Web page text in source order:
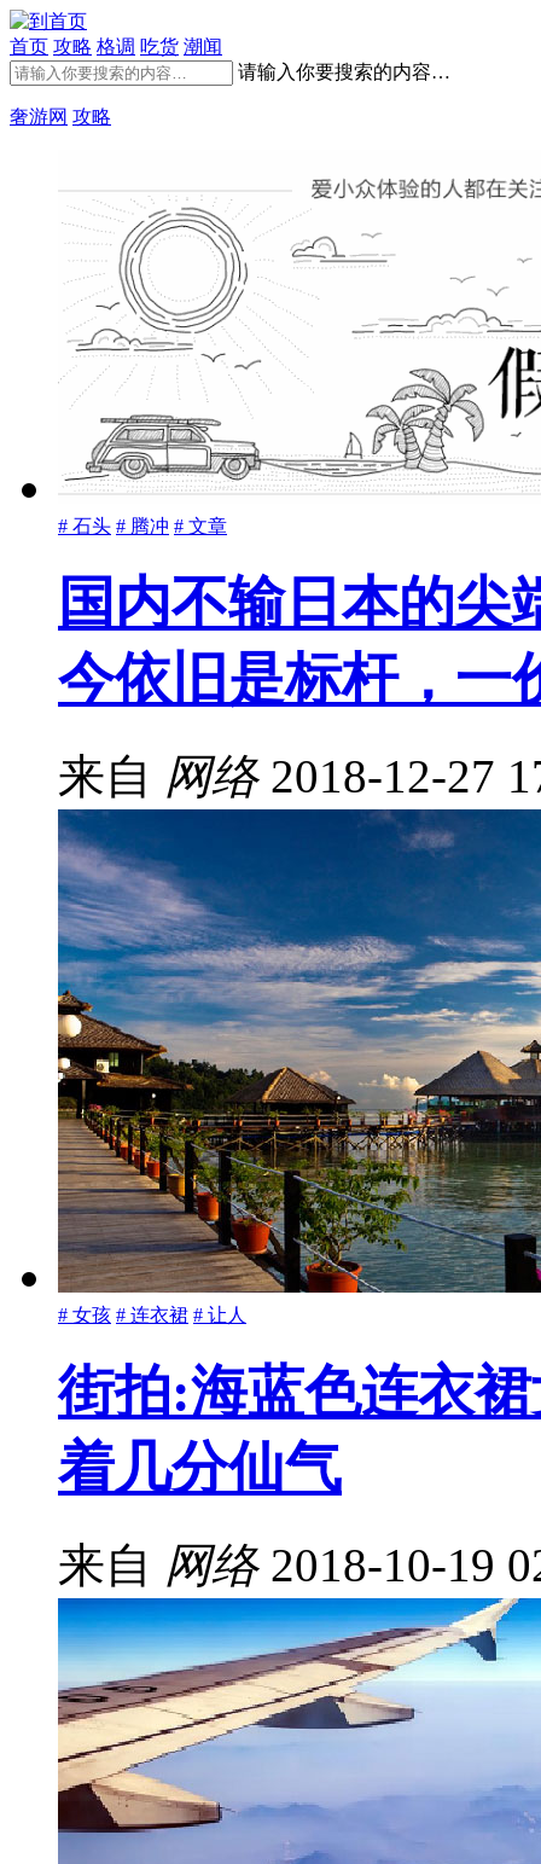
首页 攻略 格调 吃货 潮闻
请输入你要搜索的内容…
奢游网 攻略
# 石头 # 腾冲 # 文章
国内不输日本的尖
今依旧是标杆，一
来自 网络 2018-12-27
# 女孩 # 连衣裙 # 让人
街拍:海蓝色连衣
着几分仙气
来自 网络 2018-10-19